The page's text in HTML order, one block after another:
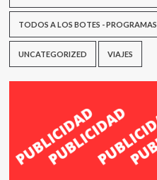
TODOS A LOS BOTES - PROGRAMAS
UNCATEGORIZED VIAJES